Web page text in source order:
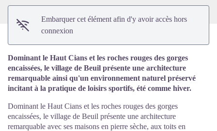
Embarquer cet élément afin d'y avoir accès hors
connexion
Dominant le Haut Cians et les roches rouges des gorges
encaissées, le village de Beuil présente une architecture
remarquable ainsi qu'un environnement naturel préservé
incitant à la pratique de loisirs sportifs, été comme hiver.
Dominant le Haut Cians et les roches rouges des gorges
encaissées, le village de Beuil présente une architecture
remarquable avec ses maisons en pierre sèche, aux toits en